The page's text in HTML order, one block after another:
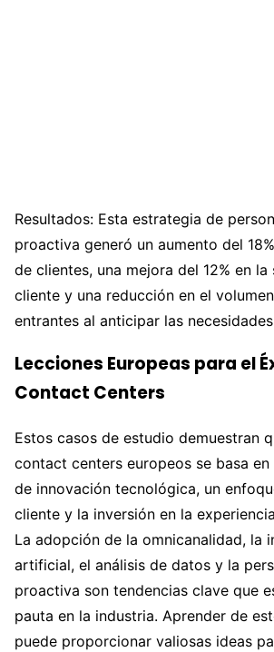
Resultados: Esta estrategia de
proactiva generó un aumento del
de clientes, una mejora del 12% en
cliente y una reducción en el
entrantes al anticipar las
Lecciones Europeas para el
Contact Centers
Estos casos de estudio demuestran
contact centers europeos se basa
de innovación tecnológica, un
cliente y la inversión en la
La adopción de la omnicanalidad, la
artificial, el análisis de datos y la
proactiva son tendencias clave que
pauta en la industria. Aprender de
puede proporcionar valiosas ideas